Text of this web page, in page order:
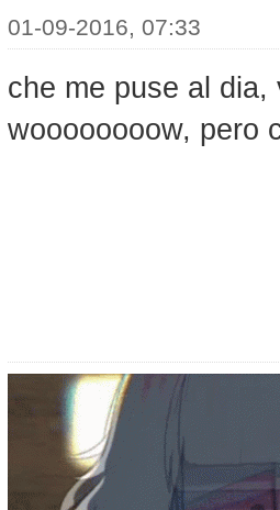
01-09-2016, 07:33
che me puse al
woooooooow, pero